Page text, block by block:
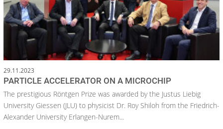
29.11.2023
PARTICLE ACCELERATOR ON A MICROCHIP
The prestigious Röntgen Prize was awarded by the Justus Liebig
University Giessen (JLU) to physicist Dr. Roy Shiloh from the Friedrich-
Alexander University Erlangen-Nurem...